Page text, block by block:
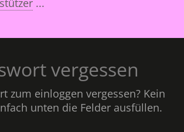
...
vergessen
zum einloggen vergessen? Kein
unten die Felder ausfüllen.